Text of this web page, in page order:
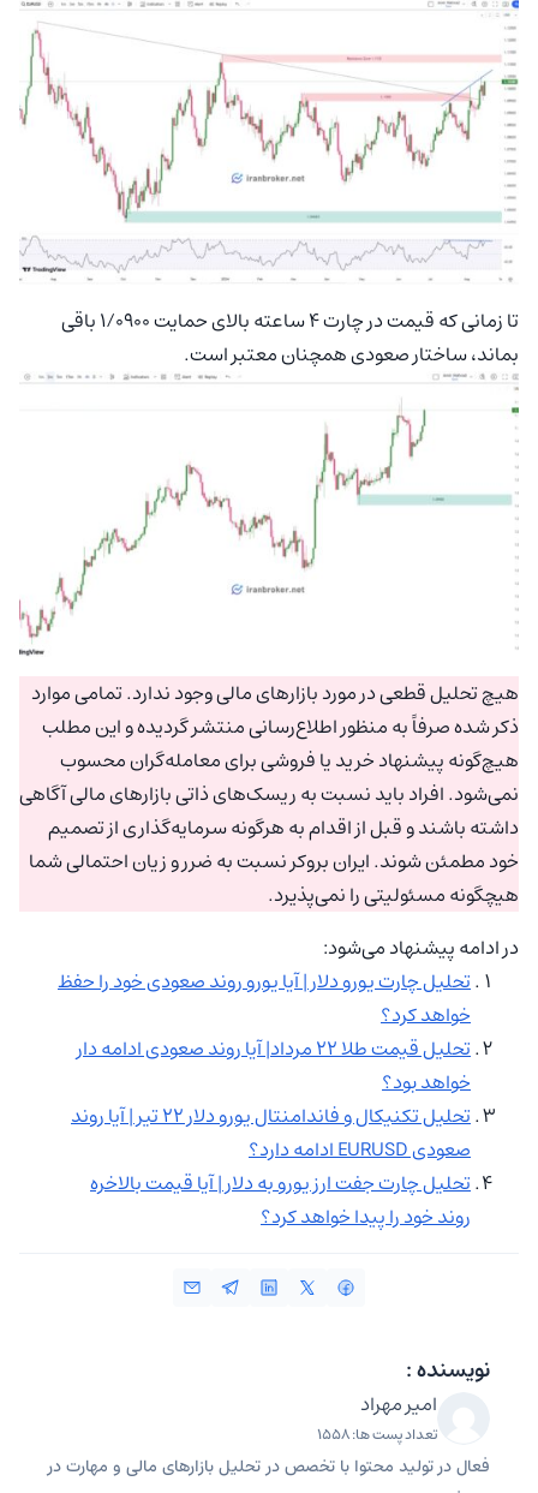
تا زمانی که قیمت در چارت ۴ ساعته بالای حمایت ۱/۰۹۰۰ باقی
بماند، ساختار صعودی همچنان معتبر است.
هیچ تحلیل قطعی در مورد بازارهای مالی وجود ندارد. تمامی موارد
ذکر شده صرفاً به منظور اطلاع‌رسانی منتشر گردیده و این مطلب
هیچ‌گونه پیشنهاد خرید یا فروشی برای معامله‌گران محسوب
نمی‌شود. افراد باید نسبت به ریسک‌های ذاتی بازارهای مالی آگاهی
داشته باشند و قبل از اقدام به هرگونه سرمایه‌گذاری از تصمیم
خود مطمئن شوند. ایران بروکر نسبت به ضرر و زیان احتمالی شما
هیچگونه مسئولیتی را نمی‌پذیرد.
در ادامه پیشنهاد می‌شود:
تحلیل چارت یورو دلار | آیا یورو روند صعودی خود را حفظ
خواهد کرد؟
تحلیل قیمت طلا ۲۲ مرداد| آیا روند صعودی ادامه دار
خواهد بود؟
تحلیل تکنیکال و فاندامنتال یورو دلار ۲۲ تیر | آیا روند
صعودی EURUSD ادامه دارد؟
تحلیل چارت جفت ارز یورو به دلار | آیا قیمت بالاخره
روند خود را پیدا خواهد کرد؟
نویسنده :
امیر مهراد
تعداد پست ها: 1558
فعال در تولید محتوا با تخصص در تحلیل بازارهای مالی و مهارت در